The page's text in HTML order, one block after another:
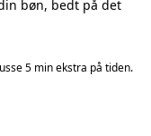
bøn, bedt på det
5 min ekstra på tiden.